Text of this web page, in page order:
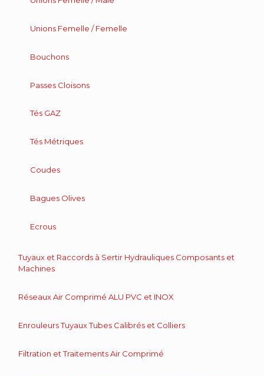
Unions Femelle / Femelle
Bouchons
Passes Cloisons
Tés GAZ
Tés Métriques
Coudes
Bagues Olives
Ecrous
Tuyaux et Raccords à Sertir Hydrauliques Composants et
Machines
Réseaux Air Comprimé ALU PVC et INOX
Enrouleurs Tuyaux Tubes Calibrés et Colliers
Filtration et Traitements Air Comprimé